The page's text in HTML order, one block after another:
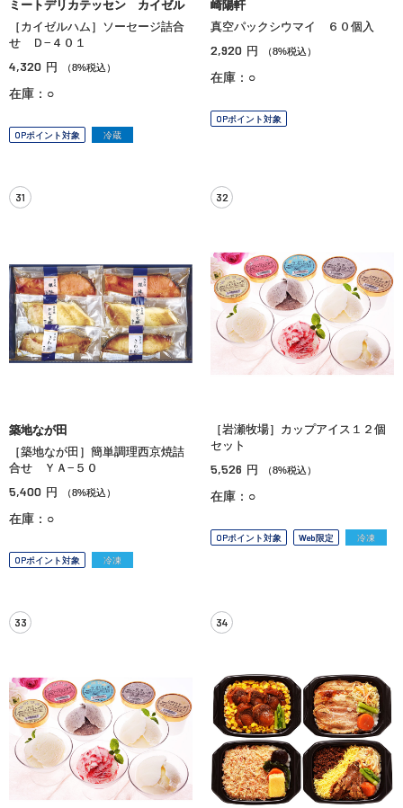
ミートデリカテッセン カイゼル
［カイゼルハム］ソーセージ詰合
せ Ｄ−４０１
4,320 円 （8%税込）
在庫：○
OPポイント対象 冷蔵
崎陽軒
真空パックシウマイ ６０個入
2,920 円 （8%税込）
在庫：○
OPポイント対象
31
築地なが田
［築地なが田］簡単調理西京焼詰
合せ ＹＡ−５０
5,400 円 （8%税込）
在庫：○
OPポイント対象 冷凍
32
［岩瀬牧場］カップアイス１２個
セット
5,526 円 （8%税込）
在庫：○
OPポイント対象 Web限定 冷凍
33 34